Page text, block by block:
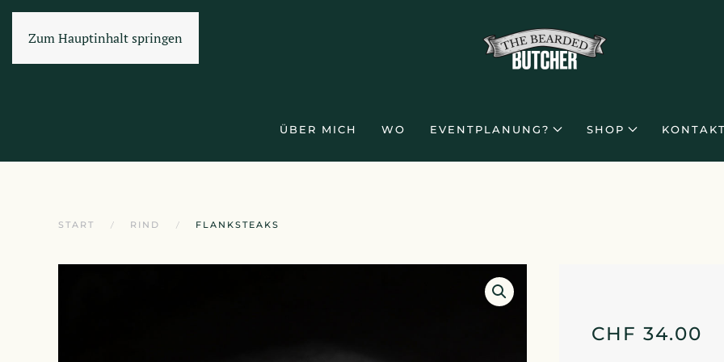
Zum Hauptinhalt springen
ÜBER MICH WO EVENTPLANUNG? SHOP
START RIND FLANKSTEAKS
CHF 34.00